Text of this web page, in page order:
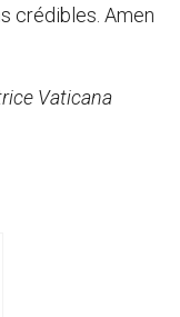
crédibles. Amen
Vaticana